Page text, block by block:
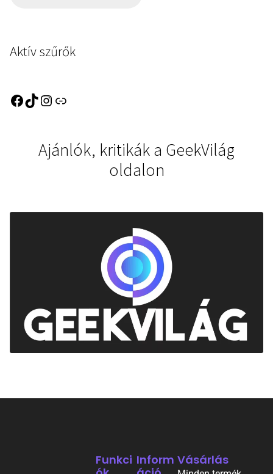
Aktív szűrők
Ajánlók, kritikák a GeekVilág
oldalon
Inform
Funkci
Vásárlás